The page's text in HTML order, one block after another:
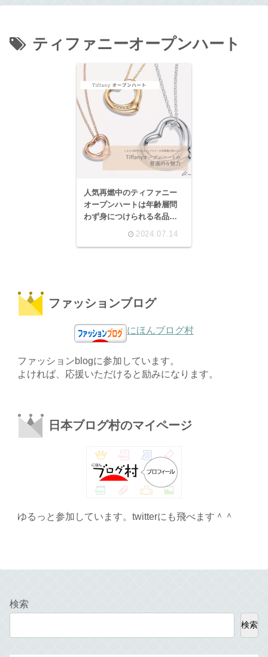
ティファニーオープンハート
人気再燃中のティファニー
オープンハートは年齢層問
わず身につけられる名品ジ
2024.07.14
ファッションブログ
にほんブログ村
ファッションblogに参加しています。
よければ、応援いただけると励みになります。
日本ブログ村のマイページ
ゆるっと参加しています。twitterにも飛べます＾＾
検索
検索